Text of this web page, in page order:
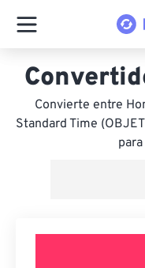
Convierte entre
Standard Time